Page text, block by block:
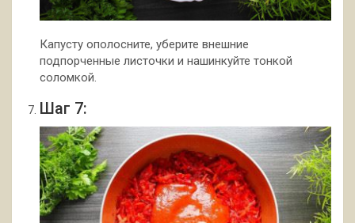
Капусту ополосните, уберите внешние
подпорченные листочки и нашинкуйте тонкой
соломкой.
Шаг 7: